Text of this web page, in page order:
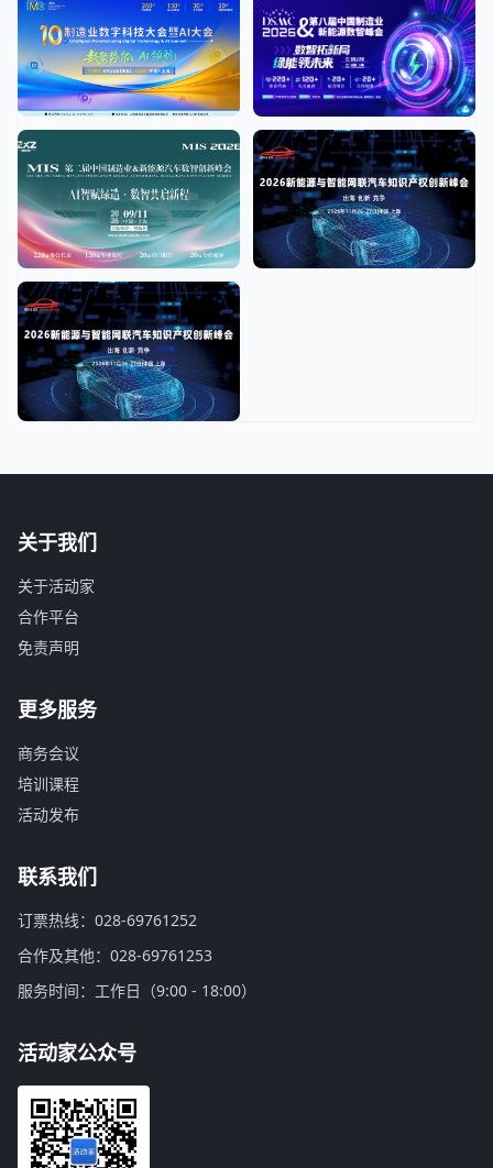
关于我们
关于活动家
合作平台
免责声明
更多服务
商务会议
培训课程
活动发布
联系我们
订票热线：028-69761252
合作及其他：028-69761253
服务时间：工作日（9:00 - 18:00）
活动家公众号